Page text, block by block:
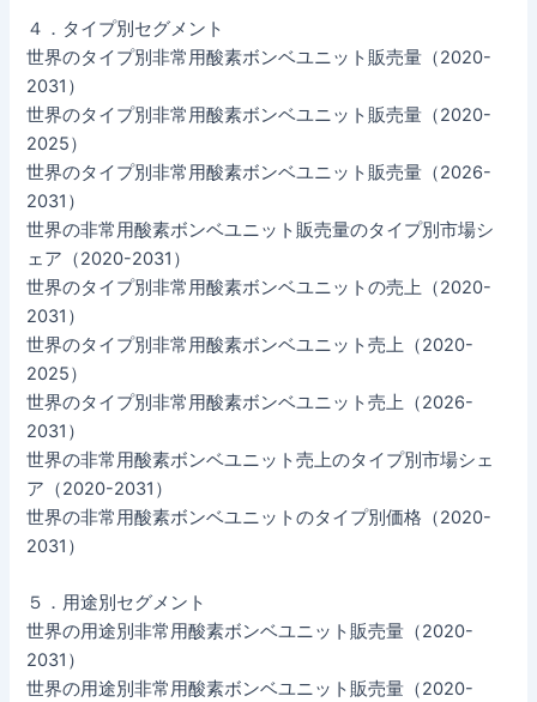
４．タイプ別セグメント
世界のタイプ別非常用酸素ボンベユニット販売量（2020-
2031）
世界のタイプ別非常用酸素ボンベユニット販売量（2020-
2025）
世界のタイプ別非常用酸素ボンベユニット販売量（2026-
2031）
世界の非常用酸素ボンベユニット販売量のタイプ別市場シ
ェア（2020-2031）
世界のタイプ別非常用酸素ボンベユニットの売上（2020-
2031）
世界のタイプ別非常用酸素ボンベユニット売上（2020-
2025）
世界のタイプ別非常用酸素ボンベユニット売上（2026-
2031）
世界の非常用酸素ボンベユニット売上のタイプ別市場シェ
ア（2020-2031）
世界の非常用酸素ボンベユニットのタイプ別価格（2020-
2031）
５．用途別セグメント
世界の用途別非常用酸素ボンベユニット販売量（2020-
2031）
世界の用途別非常用酸素ボンベユニット販売量（2020-